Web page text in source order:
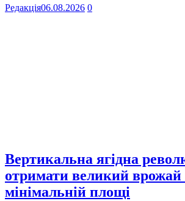
Редакція06.08.2026 0
Вертикальна ягідна
отримати великий врожай
мінімальній площі